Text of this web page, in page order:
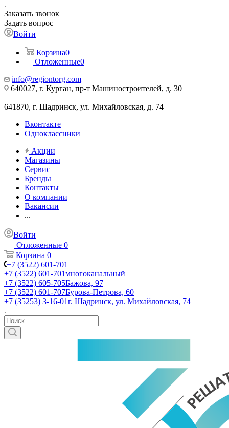
Заказать звонок
Задать вопрос
Войти
Корзина0
Отложенные0
info@regiontorg.com
640027, г. Курган, пр-т Машиностроителей, д. 30
641870, г. Шадринск, ул. Михайловская, д. 74
Вконтакте
Одноклассники
Акции
Магазины
Сервис
Бренды
Контакты
О компании
Вакансии
...
Войти
Отложенные 0
Корзина 0
+7 (3522) 601-701
+7 (3522) 601-701многоканальный
+7 (3522) 605-705Бажова, 97
+7 (3522) 601-707Бурова-Петрова, 60
+7 (35253) 3-16-01г. Шадринск, ул. Михайловская, 74